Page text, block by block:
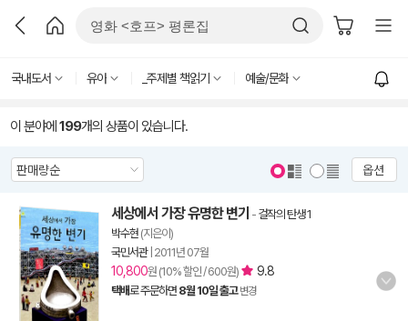
국내도서 유아 _주제별 책읽기 예술/문화
이 분야에 199개의 상품이 있습니다.
옵션
세상에서 가장 유명한 변기 - 걸작의 탄생 1
박수현 (지은이)
국민서관| 2011년 07월
10,800원 (10% 할인 / 600원) 9.8
택배로 주문하면 8월 10일 출고 변경